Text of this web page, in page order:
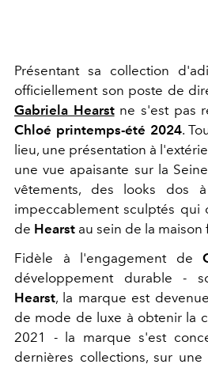
Présentant sa collection
officiellement son poste de
Gabriela Hearstne s'est pas
Chloé printemps-été 2024.
lieu, une présentation à
une vue apaisante sur la
vêtements, des looks dos
impeccablement sculptés qui
de Hearst au sein de la maison
Fidèle à l'engagement de
développement durable -
Hearst, la marque est
de mode de luxe à obtenir la
2021 - la marque s'est
dernières collections, sur